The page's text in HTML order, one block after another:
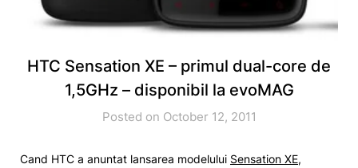
HTC Sensation XE – primul dual-core de
1,5GHz – disponibil la evoMAG
Posted on October 12, 2011
Cand HTC a anuntat lansarea modelului Sensation XE,